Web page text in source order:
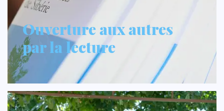
Ouverture aux autres
par la lecture